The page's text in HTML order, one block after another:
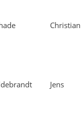
Christian
Jens